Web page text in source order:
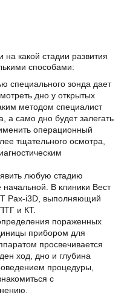
какой стадии развития
способами:
специального зонда дает
дно у открытых
методом специалист
а само дно будет залегать
операционный
тщательного осмотра,
любую стадию
В клиники Вест
Pax-i3D, выполняющий
и КТ.
пораженных
прибором для
просвечивается
ход, дно и глубина
процедуры,
с